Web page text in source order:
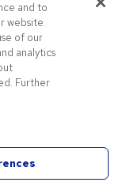
and to
website.
of our
analytics
Further